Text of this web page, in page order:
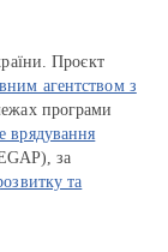
Проєкт
агентством з
програми
врядування
за
та